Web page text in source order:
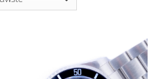
Add to
wishlist